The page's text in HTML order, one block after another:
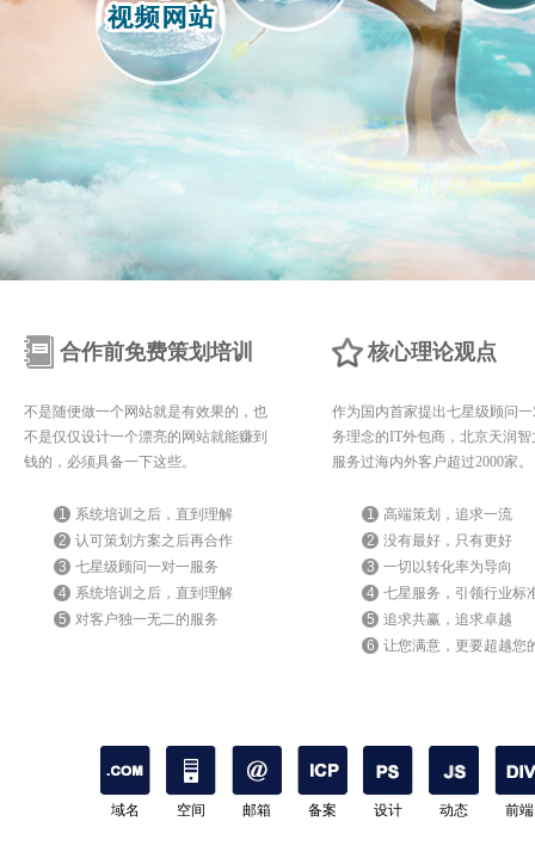
合作前免费策划培训
不是随便做一个网站就是有效果的，也
不是仅仅设计一个漂亮的网站就能赚到
钱的，必须具备一下这些。
1
系统培训之后，直到理解
2 认可策划方案之后再合作
3 七星级顾问一对一服务
4
系统培训之后，直到理解
5 对客户独一无二的服务
核心理论观点
作为国内首家提出七星级顾问
务理念的IT外包商，北京天润智
服务过海内外客户超过2000家。
1 高端策划，追求一流
2 没有最好，只有更好
3 一切以转化率为导向
4 七星服务，引领行业标
5 追求共赢，追求卓越
6 让您满意，更要超越您
域名 空间 邮箱 备案 设计 动态 前端